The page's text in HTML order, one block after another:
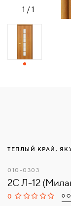
СТАТЬИ
1 /1
ТЕПЛЫЙ КРАЙ,
010-0303
2С Л-12
0 0